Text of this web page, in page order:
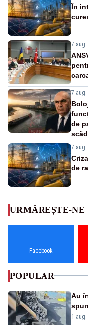
În
7 aug.
7 aug.
de
7 aug.
de
URMĂREȘTE-NE
Facebook
POPULAR
Au
1 aug.